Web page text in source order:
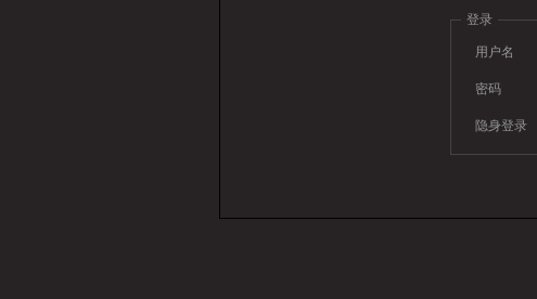
登录
用户名
密码
隐身登录